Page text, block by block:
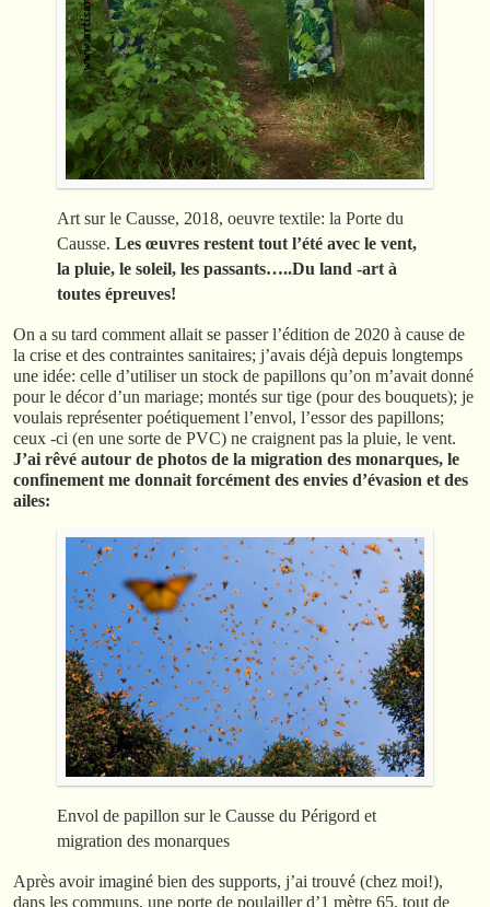
Art sur le Causse, 2018, oeuvre textile: la Porte du
Causse. Les œuvres restent tout l’été avec le vent,
la pluie, le soleil, les passants…..Du land -art à
toutes épreuves!
On a su tard comment allait se passer l’édition de 2020 à cause de
la crise et des contraintes sanitaires; j’avais déjà depuis longtemps
une idée: celle d’utiliser un stock de papillons qu’on m’avait donné
pour le décor d’un mariage; montés sur tige (pour des bouquets); je
voulais représenter poétiquement l’envol, l’essor des papillons;
ceux -ci (en une sorte de PVC) ne craignent pas la pluie, le vent.
J’ai rêvé autour de photos de la migration des monarques, le
confinement me donnait forcément des envies d’évasion et des
ailes:
Envol de papillon sur le Causse du Périgord et
migration des monarques
Après avoir imaginé bien des supports, j’ai trouvé (chez moi!),
dans les communs, une porte de poulailler d’1 mètre 65, tout de